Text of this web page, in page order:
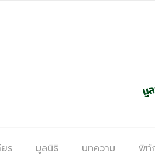
ร มูลนิธิ บทความ พิทั